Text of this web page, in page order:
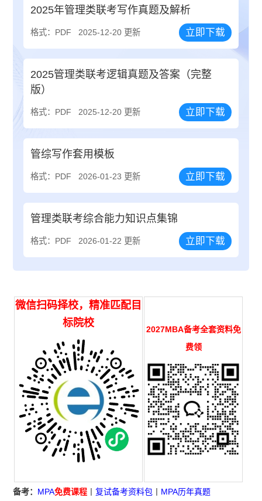
2025年管理类联考写作真题及解析
格式：PDF 2025-12-20 更新 立即下载
2025管理类联考逻辑真题及答案（完整
版）
格式：PDF 2025-12-20 更新 立即下载
管综写作套用模板
格式：PDF 2026-01-23 更新 立即下载
管理类联考综合能力知识点集锦
格式：PDF 2026-01-22 更新 立即下载
微信扫码择校，精准匹配目
标院校
2027MBA备考全套资料免
费领
备考： MPA免费课程 丨复试备考资料包 MPA历年真题